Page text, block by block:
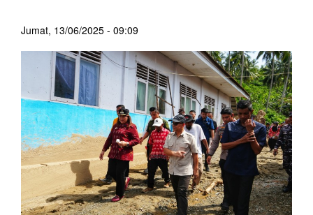
Jumat, 13/06/2025 - 09:09